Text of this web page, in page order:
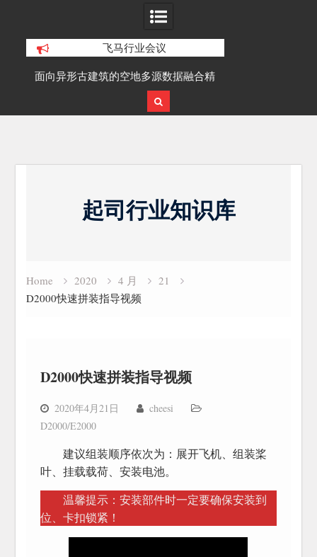
飞马行业会议
古建筑的空地多源数据融合精
SLAM100在受限空域地形测绘
起司行业知识库
Home 2020 4 月
21
D2000快速拼装指导视频
D2000快速拼装指导视频
2020年4月21日
cheesi
D2000/E2000
建议组装顺序依次为：展开飞机、组装桨
叶、挂载载荷、安装电池。
温馨提示：安装部件时一定要确保安装到
位、卡扣锁紧！